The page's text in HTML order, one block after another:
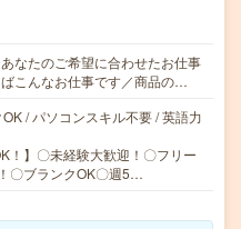
なたのご希望に合わせたお仕事
こんなお仕事です／商品の…
/ パソコンスキル不要 / 英語力
！】〇未経験大歓迎！〇フリー
〇ブランクOK〇週5…